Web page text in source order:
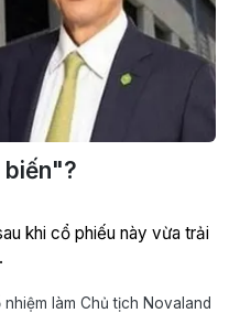
biến"?
khi cổ phiếu này vừa trải
làm Chủ tịch Novaland